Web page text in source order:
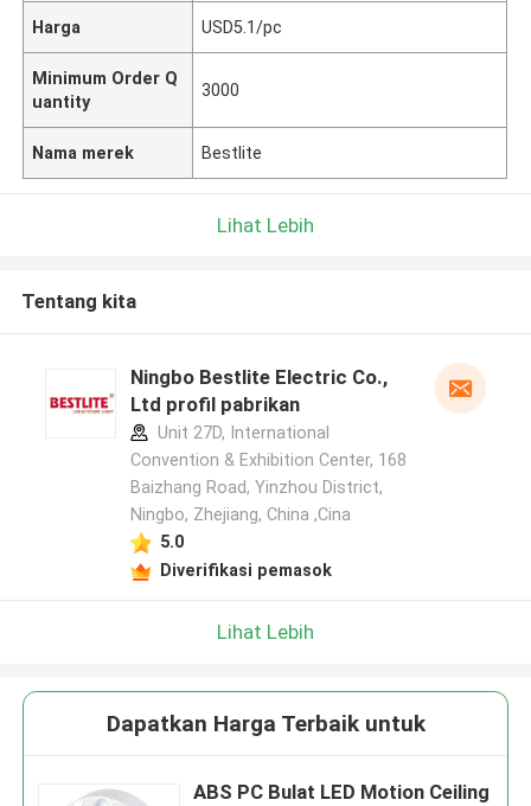
Harga USD5.1/pc
Minimum Order Q
uantity
3000
Nama merek Bestlite
Lihat Lebih
Tentang kita
Ningbo Bestlite Electric Co.,
Ltd profil pabrikan
Unit 27D, International
Convention & Exhibition Center, 168
Baizhang Road, Yinzhou District,
Ningbo, Zhejiang, China ,Cina
5.0
Diverifikasi pemasok
Lihat Lebih
Dapatkan Harga Terbaik untuk
ABS PC Bulat LED Motion Ceiling